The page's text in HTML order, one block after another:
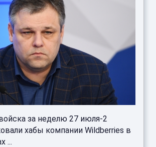
за неделю 27 июля-2
хабы компании Wildberries в
...